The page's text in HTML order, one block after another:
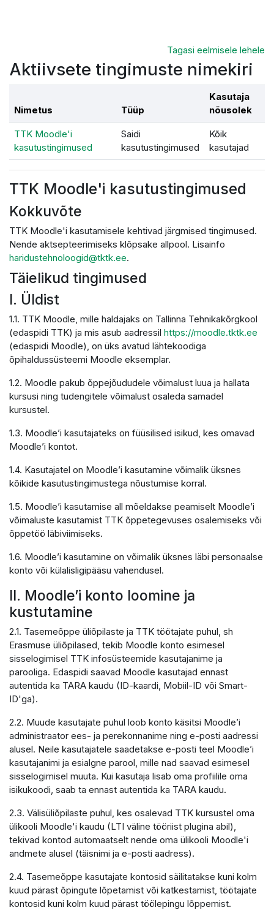
Tagasi eelmisele lehele
Aktiivsete tingimuste nimekiri
Nimetus Tüüp
Kasutaja
nõusolek
TTK Moodle'i
kasutustingimused
Saidi
kasutustingimused
Kõik
kasutajad
TTK Moodle'i kasutustingimused
Kokkuvõte
TTK Moodle'i kasutamisele kehtivad järgmised tingimused.
Nende aktsepteerimiseks klõpsake allpool. Lisainfo
haridustehnoloogid@tktk.ee.
Täielikud tingimused
I. Üldist
1.1. TTK Moodle, mille haldajaks on Tallinna Tehnikakõrgkool
(edaspidi TTK) ja mis asub aadressil https://moodle.tktk.ee
(edaspidi Moodle), on üks avatud lähtekoodiga
õpihaldussüsteemi Moodle eksemplar.
1.2. Moodle pakub õppejõududele võimalust luua ja hallata
kursusi ning tudengitele võimalust osaleda samadel
kursustel.
1.3. Moodle’i kasutajateks on füüsilised isikud, kes omavad
Moodle’i kontot.
1.4. Kasutajatel on Moodle’i kasutamine võimalik üksnes
kõikide kasutustingimustega nõustumise korral.
1.5. Moodle’i kasutamise all mõeldakse peamiselt Moodle’i
võimaluste kasutamist TTK õppetegevuses osalemiseks või
õppetöö läbiviimiseks.
1.6. Moodle’i kasutamine on võimalik üksnes läbi personaalse
konto või külalisligipääsu vahendusel.
II. Moodle’i konto loomine ja
kustutamine
2.1. Tasemeõppe üliõpilaste ja TTK töötajate puhul, sh
Erasmuse üliõpilased, tekib Moodle konto esimesel
sisselogimisel TTK infosüsteemide kasutajanime ja
parooliga. Edaspidi saavad Moodle kasutajad ennast
autentida ka TARA kaudu (ID-kaardi, Mobiil-ID või Smart-
ID'ga).
2.2. Muude kasutajate puhul loob konto käsitsi Moodle’i
administraator ees- ja perekonnanime ning e-posti aadressi
alusel. Neile kasutajatele saadetakse e-posti teel Moodle’i
kasutajanimi ja esialgne parool, mille nad saavad esimesel
sisselogimisel muuta. Kui kasutaja lisab oma profiilile oma
isikukoodi, saab ta ennast autentida ka TARA kaudu.
2.3. Välisüliõpilaste puhul, kes osalevad TTK kursustel oma
ülikooli Moodle'i kaudu (LTI väline tööriist plugina abil),
tekivad kontod automaatselt nende oma ülikooli Moodle'i
andmete alusel (täisnimi ja e-posti aadress).
2.4. Tasemeõppe kasutajate kontosid säilitatakse kuni kolm
kuud pärast õpingute lõpetamist või katkestamist, töötajate
kontosid kuni kolm kuud pärast töölepingu lõppemist.